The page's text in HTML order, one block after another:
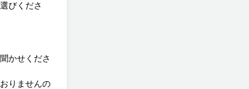
びくださ
かせくださ
りませんの